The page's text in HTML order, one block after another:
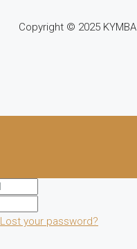
Copyright © 2025 KYMBA
Lost your password?